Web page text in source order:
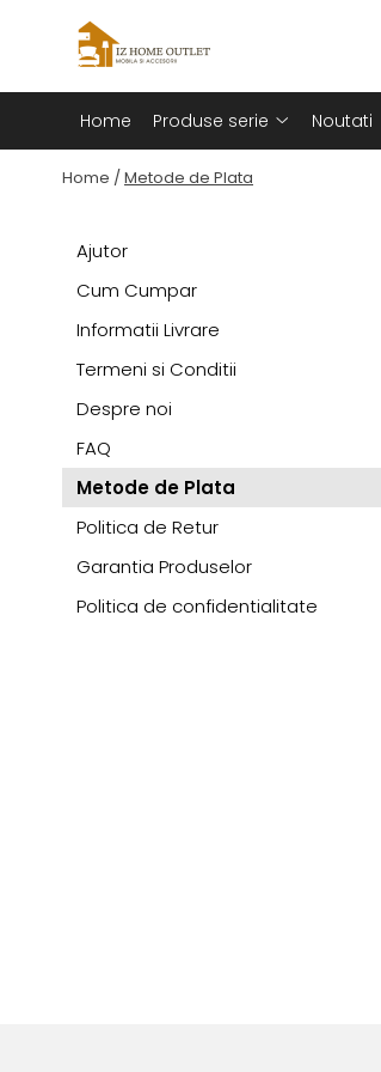
Canapele
Scaune
Home Produse serie Noutati
Home /Metode de Plata
Ajutor
Cum Cumpar
Informatii Livrare
Termeni si Conditii
Despre noi
FAQ
Metode de Plata
Politica de Retur
Garantia Produselor
Politica de confidentialitate